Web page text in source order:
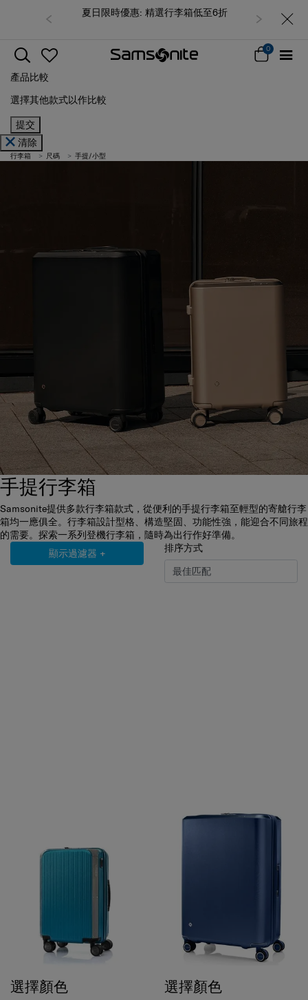
夏日限時優惠: 精選行李箱低至6折
產品比較
清除
行李箱
手提行李箱
Samsonite提供多款行李箱款式，從便利的手提行李箱至輕型的寄艙行李
箱均一應俱全。行李箱設計型格、構造堅固、功能性強，能迎合不同旅程
的需要。探索一系列登機行李箱，隨時為出行作好準備。
顯示過濾器 + 排序方式
$5,148
$4,688
$3,282